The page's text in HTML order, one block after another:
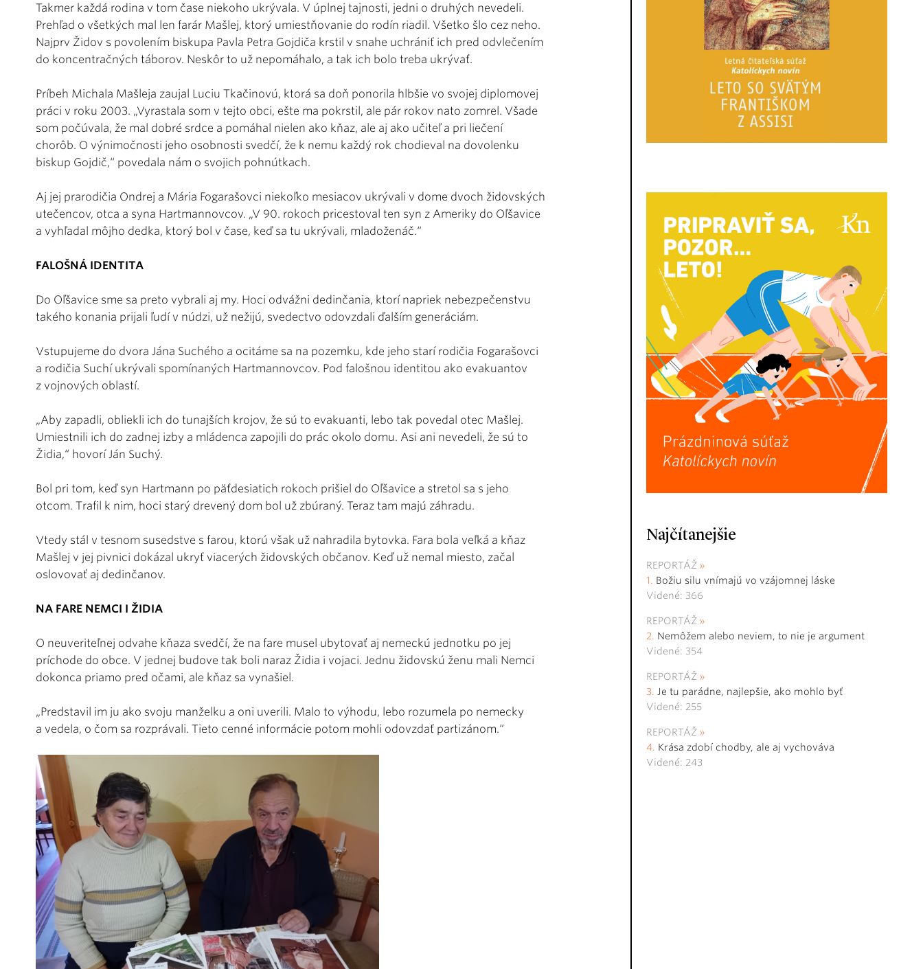
Takmer každá rodina v tom čase niekoho ukrývala. V úplnej tajnosti, jedni o druhých nevedeli.
Prehľad o všetkých mal len farár Mašlej, ktorý umiestňovanie do rodín riadil. Všetko šlo cez neho.
Najprv Židov s povolením biskupa Pavla Petra Gojdiča krstil v snahe uchrániť ich pred odvlečením
do koncentračných táborov. Neskôr to už nepomáhalo, a tak ich bolo treba ukrývať.
Príbeh Michala Mašleja zaujal Luciu Tkačinovú, ktorá sa doň ponorila hlbšie vo svojej diplomovej
práci v roku 2003. „Vyrastala som v tejto obci, ešte ma pokrstil, ale pár rokov nato zomrel. Všade
som počúvala, že mal dobré srdce a pomáhal nielen ako kňaz, ale aj ako učiteľ a pri liečení
chorôb. O výnimočnosti jeho osobnosti svedčí, že k nemu každý rok chodieval na dovolenku
biskup Gojdič,“ povedala nám o svojich pohnútkach.
Aj jej prarodičia Ondrej a Mária Fogarašovci niekoľko mesiacov ukrývali v dome dvoch židovských
utečencov, otca a syna Hartmannovcov. „V 90. rokoch pricestoval ten syn z Ameriky do Oľšavice
a vyhľadal môjho dedka, ktorý bol v čase, keď sa tu ukrývali, mladoženáč.“
FALOŠNÁ IDENTITA
Do Oľšavice sme sa preto vybrali aj my. Hoci odvážni dedinčania, ktorí napriek nebezpečenstvu
takého konania prijali ľudí v núdzi, už nežijú, svedectvo odovzdali ďalším generáciám.
Vstupujeme do dvora Jána Suchého a ocitáme sa na pozemku, kde jeho starí rodičia Fogarašovci
a rodičia Suchí ukrývali spomínaných Hartmannovcov. Pod falošnou identitou ako evakuantov
z vojnových oblastí.
„Aby zapadli, obliekli ich do tunajších krojov, že sú to evakuanti, lebo tak povedal otec Mašlej.
Umiestnili ich do zadnej izby a mládenca zapojili do prác okolo domu. Asi ani nevedeli, že sú to
Židia,“ hovorí Ján Suchý.
Bol pri tom, keď syn Hartmann po päťdesiatich rokoch prišiel do Oľšavice a stretol sa s jeho
otcom. Trafil k nim, hoci starý drevený dom bol už zbúraný. Teraz tam majú záhradu.
Vtedy stál v tesnom susedstve s farou, ktorú však už nahradila bytovka. Fara bola veľká a kňaz
Mašlej v jej pivnici dokázal ukryť viacerých židovských občanov. Keď už nemal miesto, začal
oslovovať aj dedinčanov.
NA FARE NEMCI I ŽIDIA
O neuveriteľnej odvahe kňaza svedčí, že na fare musel ubytovať aj nemeckú jednotku po jej
príchode do obce. V jednej budove tak boli naraz Židia i vojaci. Jednu židovskú ženu mali Nemci
dokonca priamo pred očami, ale kňaz sa vynašiel.
„Predstavil im ju ako svoju manželku a oni uverili. Malo to výhodu, lebo rozumela po nemecky
a vedela, o čom sa rozprávali. Tieto cenné informácie potom mohli odovzdať partizánom.“
Najčítanejšie
REPORTÁŽ
Božiu silu vnímajú vo vzájomnej láske
Videné: 366
REPORTÁŽ
Nemôžem alebo neviem, to nie je argument
Videné: 354
REPORTÁŽ
Je tu parádne, najlepšie, ako mohlo byť
Videné: 255
REPORTÁŽ
Krása zdobí chodby, ale aj vychováva
Videné: 243